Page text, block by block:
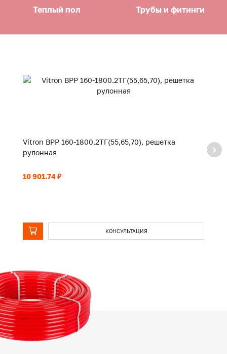
Теплый пол Трубы и фитинги
Vitron ВРР 160-1800.2ТГ(55,65,70), решетка
рулонная
10 901.74 ₽
КОНСУЛЬТАЦИЯ